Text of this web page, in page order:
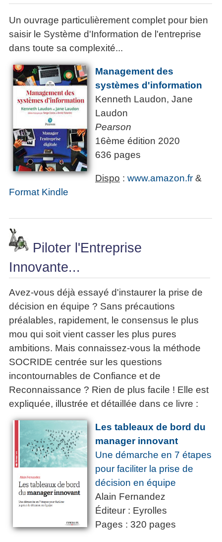
Un ouvrage particulièrement complet pour bien
saisir le Système d'Information de l'entreprise
dans toute sa complexité...
Management des
systèmes d'information
Kenneth Laudon, Jane
Laudon
Pearson
16ème édition 2020
636 pages
Dispo : www.amazon.fr &
Format Kindle
Piloter l'Entreprise
Innovante...
Avez-vous déjà essayé d'instaurer la prise de
décision en équipe ? Sans précautions
préalables, rapidement, le consensus le plus
mou qui soit vient casser les plus pures
ambitions. Mais connaissez-vous la méthode
SOCRIDE centrée sur les questions
incontournables de Confiance et de
Reconnaissance ? Rien de plus facile ! Elle est
expliquée, illustrée et détaillée dans ce livre :
Les tableaux de bord du
manager innovant
Une démarche en 7 étapes
pour faciliter la prise de
décision en équipe
Alain Fernandez
Éditeur : Eyrolles
Pages : 320 pages